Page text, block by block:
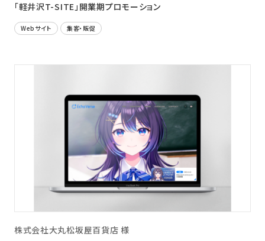
「軽井沢T-SITE」開業期プロモーション
Webサイト 集客・販促
株式会社大丸松坂屋百貨店 様